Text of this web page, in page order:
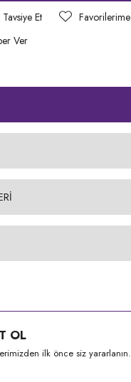
Tavsiye Et
Ver
OL
ilk önce siz yararlanın.